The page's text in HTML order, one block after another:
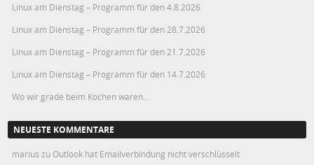
Linux am Dienstag – Programm für den 4.8.2026
Linux am Dienstag – Programm für den 28.7.2026
Linux am Dienstag – Programm für den 21.7.2026
Linux am Dienstag – Programm für den 14.7.2026
Wo wir grade beim Kochen waren…
NEUESTE KOMMENTARE
marius zu Outlook hat Emailverbindung nicht verschlüsselt